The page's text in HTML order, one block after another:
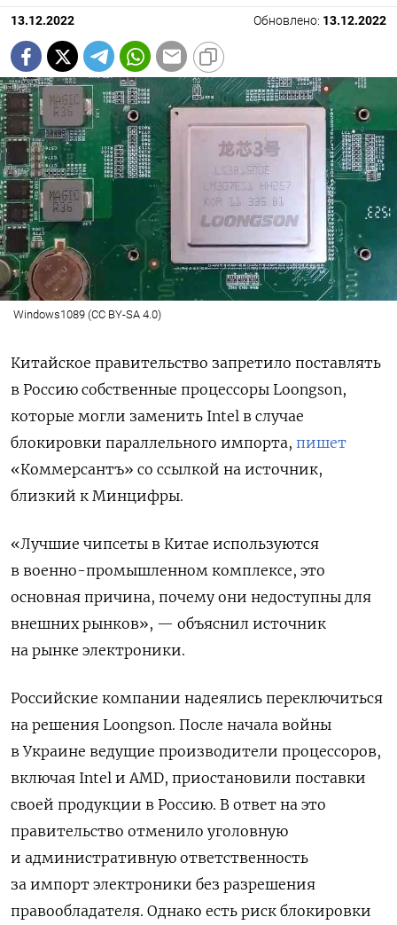
13.12.2022 Обновлено: 13.12.2022
Windows1089 (CC BY-SA 4.0)
Китайское правительство запретило поставлять
в Россию собственные процессоры Loongson,
которые могли заменить Intel в случае
блокировки параллельного импорта, пишет
«Коммерсантъ» со ссылкой на источник,
близкий к Минцифры.
«Лучшие чипсеты в Китае используются
в военно-промышленном комплексе, это
основная причина, почему они недоступны для
внешних рынков», — объяснил источник
на рынке электроники.
Российские компании надеялись переключиться
на решения Loongson. После начала войны
в Украине ведущие производители процессоров,
включая Intel и AMD, приостановили поставки
своей продукции в Россию. В ответ на это
правительство отменило уголовную
и административную ответственность
за импорт электроники без разрешения
правообладателя. Однако есть риск блокировки